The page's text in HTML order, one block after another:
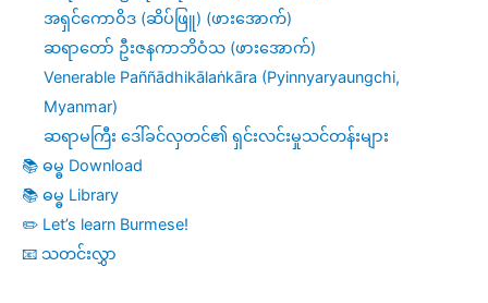
အရှင်ကောဝိဒ (ဆိပ်ဖြူ) (ဖားအောက်)
ဆရာတော် ဦးဇနကာဘိဝံသ (ဖားအောက်)
Venerable Paññādhikālaṅkāra (Pyinnyaryaungchi,
Myanmar)
ဆရာမကြီး ဒေါ်ခင်လှတင်၏ ရှင်းလင်းမှုသင်တန်းများ
📚 ဓမ္ဓ Download
📚 ဓမ္ဓ Library
✏️ Let’s learn Burmese!
📧 သတင်းလွှာ